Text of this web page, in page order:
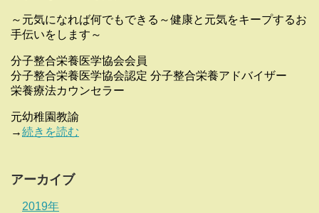
～元気になれば何でもできる～健康と元気をキープするお
手伝いをします～
分子整合栄養医学協会会員
分子整合栄養医学協会認定 分子整合栄養アドバイザー
栄養療法カウンセラー
元幼稚園教諭
→続きを読む
アーカイブ
2019年